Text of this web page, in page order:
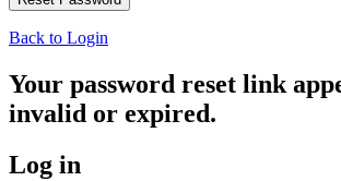
Back to Login
Your password reset link
invalid or expired.
Log in